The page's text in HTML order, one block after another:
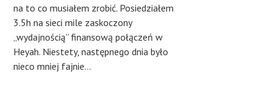
na to co musiałem zrobić. Posiedziałem
3.5h na sieci mile zaskoczony
„wydajnością” finansową połączeń w
Heyah. Niestety, następnego dnia było
nieco mniej fajnie…